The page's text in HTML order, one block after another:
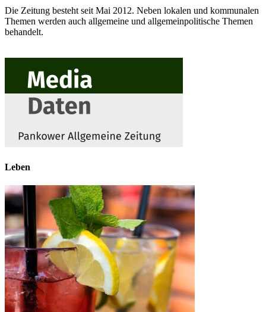
Die Zeitung besteht seit Mai 2012. Neben lokalen und kommunalen
Themen werden auch allgemeine und allgemeinpolitische Themen
behandelt.
Leben